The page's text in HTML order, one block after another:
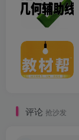
评论 抢沙发